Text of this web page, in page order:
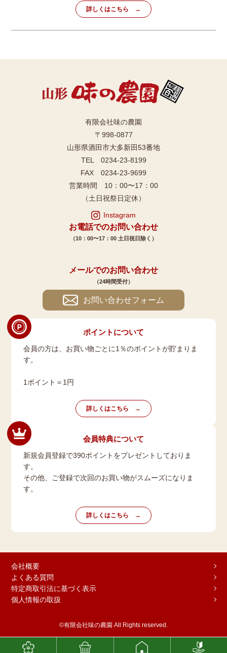
詳しくはこちら
有限会社味の農園
〒998-0877
山形県酒田市大多新田53番地
TEL 0234-23-8199
FAX 0234-23-9699
営業時間 10：00〜17：00
（土日祝祭日定休）
Instagram
お電話でのお問い合わせ
（10：00〜17：00 土日祝日除く）
メールでのお問い合わせ
（24時間受付）
お問い合わせフォーム
ポイントについて
会員の方は、お買い物ごとに1％のポイントが貯まりま
す。
1ポイント＝1円
詳しくはこちら
会員特典について
新規会員登録で390ポイントをプレゼントしておりま
す。
その他、ご登録で次回のお買い物がスムーズになりま
す。
詳しくはこちら
会社概要
よくある質問
特定商取引法に基づく表示
個人情報の取扱
©有限会社味の農園 All Rights reserved.